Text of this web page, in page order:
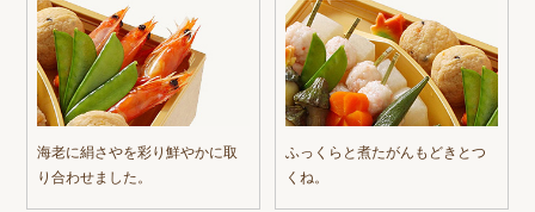
海老に絹さやを彩り鮮やかに取
り合わせました。
ふっくらと煮たがんもどきとつ
くね。